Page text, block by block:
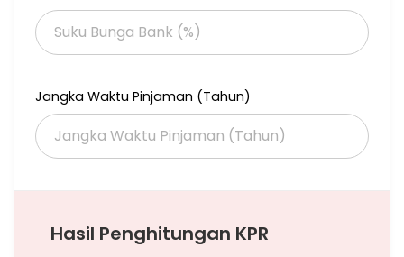
Jangka Waktu Pinjaman (Tahun)
Hasil Penghitungan KPR